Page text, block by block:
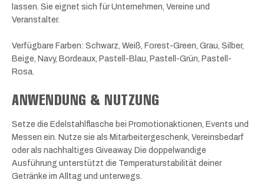
lassen. Sie eignet sich für Unternehmen, Vereine und
Veranstalter.
Verfügbare Farben: Schwarz, Weiß, Forest-Green, Grau, Silber,
Beige, Navy, Bordeaux, Pastell-Blau, Pastell-Grün, Pastell-
Rosa.
ANWENDUNG & NUTZUNG
Setze die Edelstahlflasche bei Promotionaktionen, Events und
Messen ein. Nutze sie als Mitarbeitergeschenk, Vereinsbedarf
oder als nachhaltiges Giveaway. Die doppelwandige
Ausführung unterstützt die Temperaturstabilität deiner
Getränke im Alltag und unterwegs.